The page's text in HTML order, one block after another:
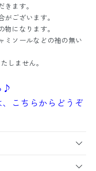
ます。
ございます。
になります。
ミソールなどの袖の無い
しません。
♪
こちらからどうぞ